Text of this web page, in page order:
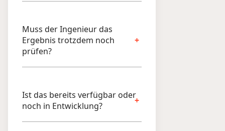
Muss der Ingenieur das
Ergebnis trotzdem noch
prüfen?
Ist das bereits verfügbar oder
noch in Entwicklung?